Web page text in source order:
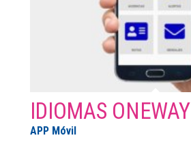
IDIOMAS ONEWAY
APP Móvil